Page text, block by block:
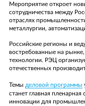
Мероприятие откроет
сотрудничества между
отраслях
металлургии,
Российские регионы и
востребованные на
технологии. РЭЦ
отечественных
Темы деловой программы
станет главная пленарная
инновации для
Пожалуйста,
E-mail
Вы можете оставить
Пожалуйста,
читать полный
Заменяется на
читать полный
Заменяется на полный
читать полный отзыв
Пожалуйста,
Компания
Ваша должность
Ваш телефон/E-mail
Вы
Пожалуйста,
Ваша должность
Телефон